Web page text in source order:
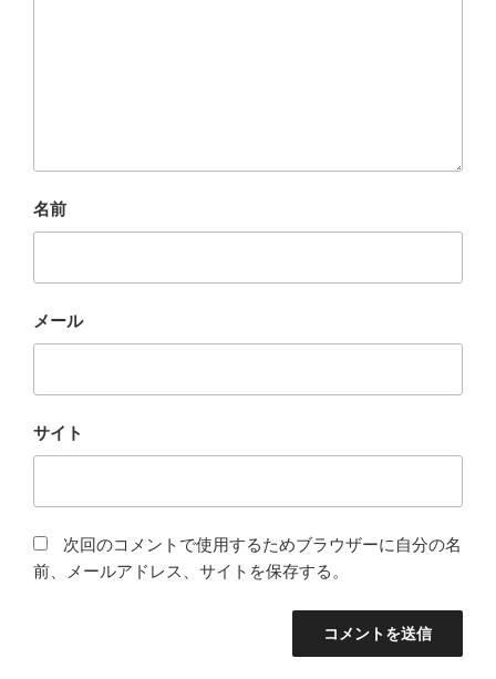
名前
メール
サイト
次回のコメントで使用するためブラウザーに自分の名
前、メールアドレス、サイトを保存する。